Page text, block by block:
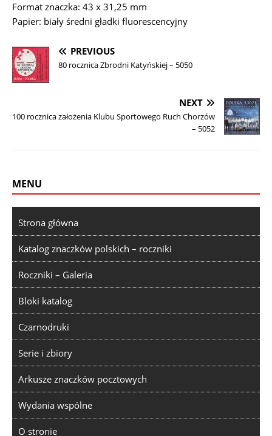
Format znaczka: 43 x 31,25 mm
Papier: biały średni gładki fluorescencyjny
PREVIOUS
80 rocznica Zbrodni Katyńskiej – 5050
NEXT
100 rocznica założenia Klubu Sportowego Ruch Chorzów
– 5052
MENU
Strona główna
Katalog znaczków polskich – roczniki
Roczniki – Galeria
Bloki katalog
Czarnodruki
Serie i zbiory
Arkusze znaczków pocztowych
Wydania wspólne
O stronie